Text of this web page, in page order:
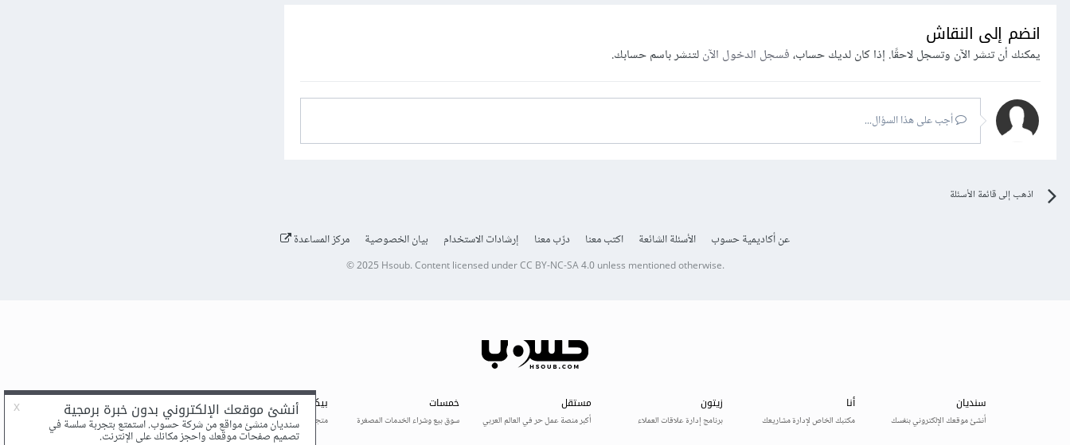
انضم إلى النقاش
يمكنك أن تنشر الآن وتسجل لاحقًا. إذا كان لديك حساب،فسجل الدخول الآنلتنشر باسم حسابك.
أجب على هذا السؤال...
اذهب إلى قائمة الأسئلة
عن أكاديمية حسوب الأسئلة الشائعة اكتب معنا درّب معنا إرشادات الاستخدام بيان الخصوصية مركز المساعدة
© 2025 Hsoub.Content licensed underCC BY-NC-SA 4.0unless mentioned otherwise.